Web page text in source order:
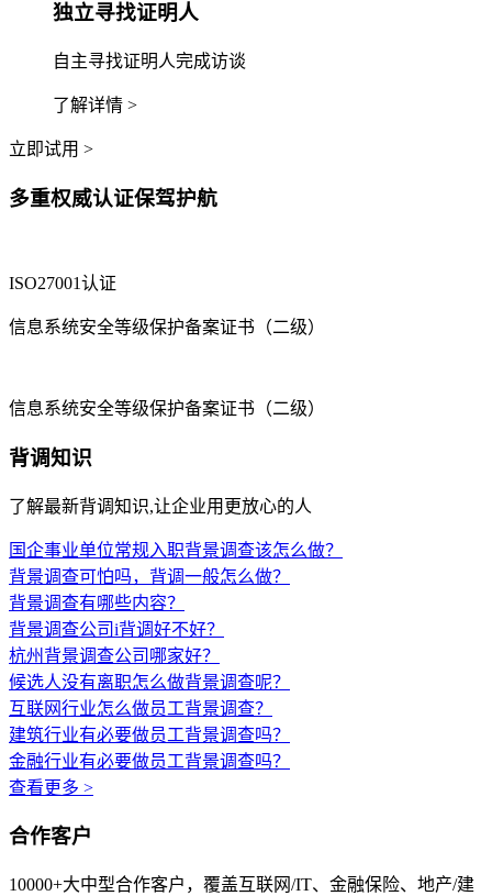
独立寻找证明人
自主寻找证明人完成访谈
了解详情 >
立即试用 >
多重权威认证保驾护航
ISO27001认证
信息系统安全等级保护备案证书（二级）
信息系统安全等级保护备案证书（二级）
背调知识
了解最新背调知识,让企业用更放心的人
国企事业单位常规入职背景调查该怎么做？
背景调查可怕吗，背调一般怎么做？
背景调查有哪些内容？
背景调查公司i背调好不好？
杭州背景调查公司哪家好？
候选人没有离职怎么做背景调查呢？
互联网行业怎么做员工背景调查？
建筑行业有必要做员工背景调查吗？
金融行业有必要做员工背景调查吗？
查看更多 >
合作客户
10000+大中型合作客户，覆盖互联网/IT、金融保险、地产/建